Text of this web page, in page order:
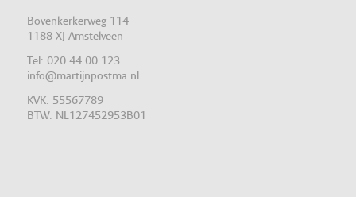
Bovenkerkerweg 114
1188 XJ Amstelveen
Tel: 020 44 00 123
info@martijnpostma.nl
KVK: 55567789
BTW: NL127452953B01